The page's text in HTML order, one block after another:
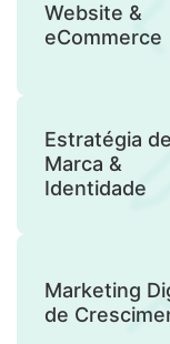
Website &
eCommerce
Estratégia de
Marca &
Identidade
Marketing
de